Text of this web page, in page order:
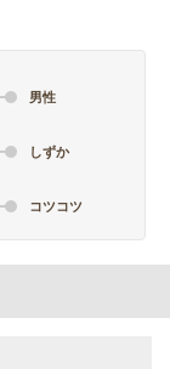
男性
しずか
コツコツ